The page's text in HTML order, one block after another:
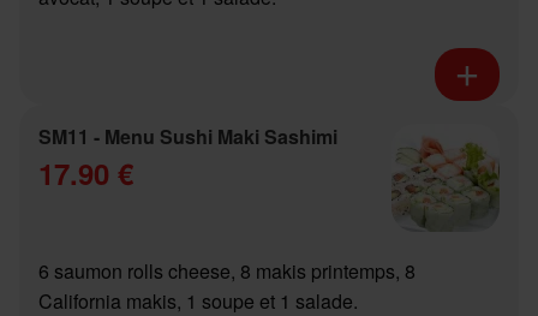
SM11 - Menu Sushi Maki Sashimi
17.90 €
6 saumon rolls cheese, 8 makis printemps, 8
California makis, 1 soupe et 1 salade.